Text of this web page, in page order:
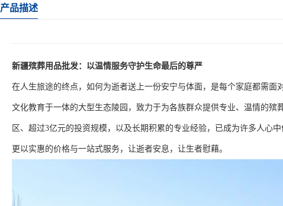
产品描述
新疆殡葬用品批发：以温情服务守护生命最后的尊严
在人生旅途的终点，如何为逝者送上一份安宁与体面，是每个家庭都需面
文化教育于一体的大型生态陵园，致力于为各族群众提供专业、温情的殡
区、超过3亿元的投资规模，以及长期积累的专业经验，已成为许多人心
更以实惠的价格与一站式服务，让逝者安息，让生者慰藉。